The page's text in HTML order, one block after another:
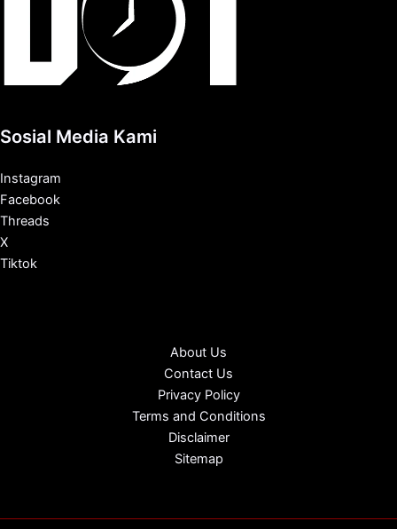
Sosial Media Kami
Instagram
Facebook
Threads
X
Tiktok
About Us
Contact Us
Privacy Policy
Terms and Conditions
Disclaimer
Sitemap